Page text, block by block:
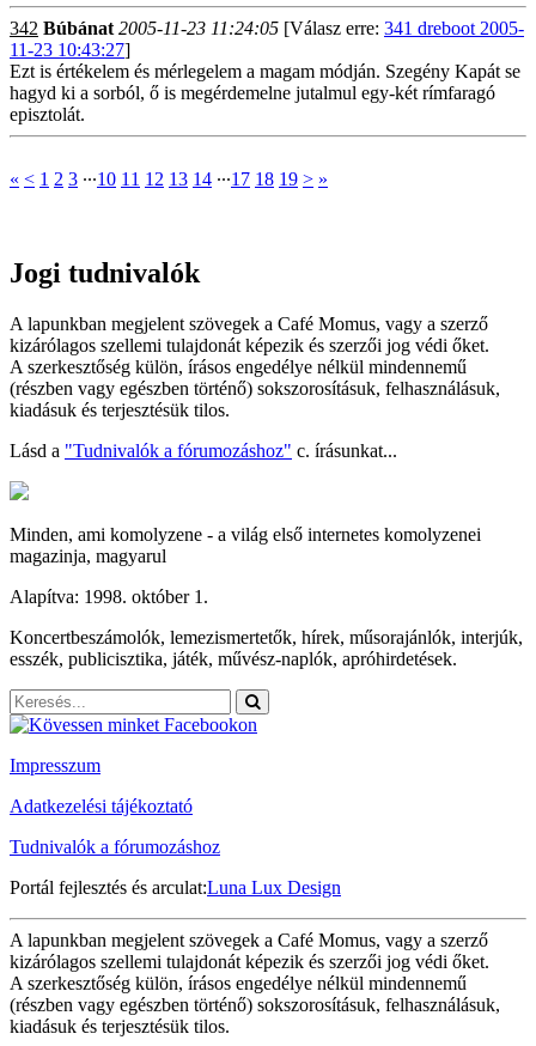
342 Búbánat 2005-11-23 11:24:05 [Válasz erre: 341 dreboot 2005-
11-23 10:43:27]
Ezt is értékelem és mérlegelem a magam módján. Szegény Kapát se
hagyd ki a sorból, ő is megérdemelne jutalmul egy-két rímfaragó
episztolát.
« < 1 2 3 ∙∙∙10 11 12 13 14 ∙∙∙17 18 19 > »
Jogi tudnivalók
A lapunkban megjelent szövegek a Café Momus, vagy a szerző
kizárólagos szellemi tulajdonát képezik és szerzői jog védi őket.
A szerkesztőség külön, írásos engedélye nélkül mindennemű
(részben vagy egészben történő) sokszorosításuk, felhasználásuk,
kiadásuk és terjesztésük tilos.
Lásd a "Tudnivalók a fórumozáshoz" c. írásunkat...
Minden, ami komolyzene - a világ első internetes komolyzenei
magazinja, magyarul
Alapítva: 1998. október 1.
Koncertbeszámolók, lemezismertetők, hírek, műsorajánlók, interjúk,
esszék, publicisztika, játék, művész-naplók, apróhirdetések.
Impresszum
Adatkezelési tájékoztató
Tudnivalók a fórumozáshoz
Portál fejlesztés és arculat:Luna Lux Design
A lapunkban megjelent szövegek a Café Momus, vagy a szerző
kizárólagos szellemi tulajdonát képezik és szerzői jog védi őket.
A szerkesztőség külön, írásos engedélye nélkül mindennemű
(részben vagy egészben történő) sokszorosításuk, felhasználásuk,
kiadásuk és terjesztésük tilos.